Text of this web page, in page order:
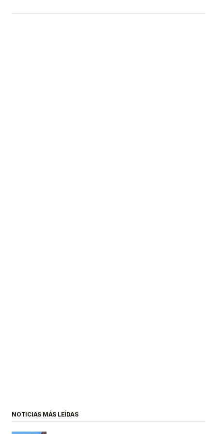
NOTICIAS MÁS LEÍDAS